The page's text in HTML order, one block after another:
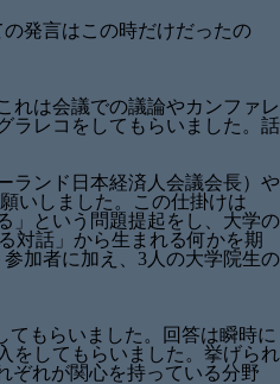
発言はこの時だけだったの
れは会議での議論やカンファレ
ラレコをしてもらいました。話
ランド日本経済人会議会長）や
いしました。この仕掛けは
」という問題提起をし、大学の
対話」から生まれる何かを期
加者に加え、3人の大学院生の
てもらいました。回答は瞬時に
をしてもらいました。挙げられ
ぞれが関心を持っている分野